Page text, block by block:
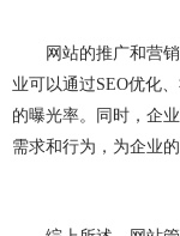
微信小
小程序开发费用
小程序制作
网站的推广和营
业可以通过SEO优化
的曝光率。同时，企
需求和行为，为企业